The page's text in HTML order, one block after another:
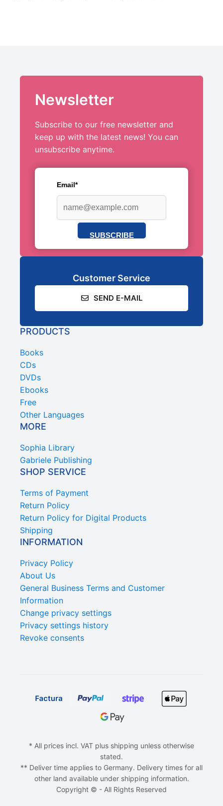
Newsletter
Subscribe to our free newsletter and
keep up with the latest news! You can
unsubscribe anytime.
Email*
SUBSCRIBE
Customer Service
SEND E-MAIL
PRODUCTS
Books
CDs
DVDs
Ebooks
Free
Other Languages
MORE
Sophia Library
Gabriele Publishing
SHOP SERVICE
Terms of Payment
Return Policy
Return Policy for Digital Products
Shipping
INFORMATION
Privacy Policy
About Us
General Business Terms and Customer
Information
Change privacy settings
Privacy settings history
Revoke consents
* All prices incl. VAT plus shipping unless otherwise
stated.
** Deliver time applies to Germany. Delivery times for all
other land available under shipping information.
Copyright © - All Rights Reserved